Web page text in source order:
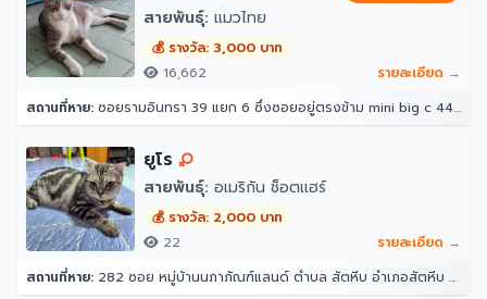
สายพันธุ์: แมวไทย
💰 รางวัล: 3,000 บาท
16,662
รายละเอียด →
สถานที่หาย: ซอยรามอินทรา 39 แยก 6 ซึ่งซอยอยู่ตรงข้าม mini big c 44/10 ซอย รามอินทรา 39 แยก 6 แขวงอนุสาวรีย์ เขตบางเขน กรุงเทพมหานคร 10220 ประเทศไทย
ยูโร
สายพันธุ์: อเมริกัน ช็อตแฮร์
💰 รางวัล: 2,000 บาท
22
รายละเอียด →
สถานที่หาย: 282 ซอย หมู่บ้านนภาภัณฑ์แลนด์ ตำบล สัตหีบ อำเภอสัตหีบ ชลบุรี 20180